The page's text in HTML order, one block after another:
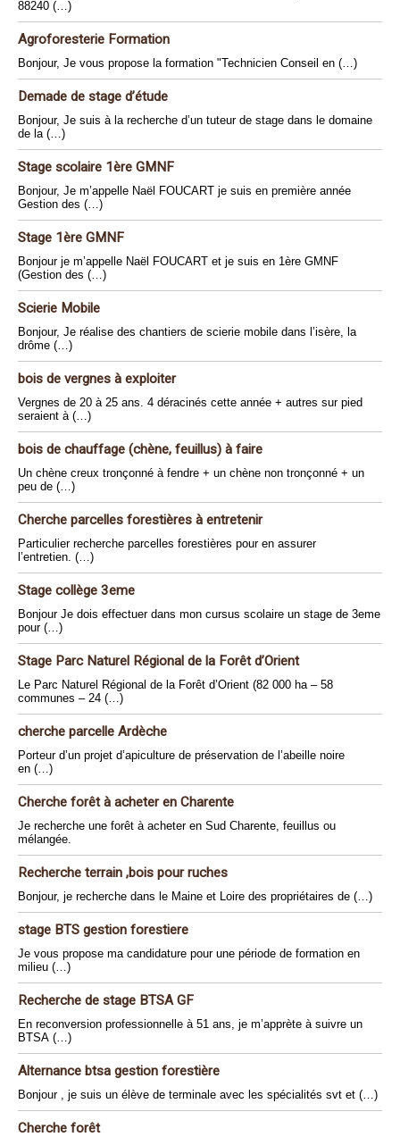
88240 (…)
Agroforesterie Formation
Bonjour, Je vous propose la formation "Technicien Conseil en (…)
Demade de stage d’étude
Bonjour, Je suis à la recherche d’un tuteur de stage dans le domaine
de la (…)
Stage scolaire 1ère GMNF
Bonjour, Je m’appelle Naël FOUCART je suis en première année
Gestion des (…)
Stage 1ère GMNF
Bonjour je m’appelle Naël FOUCART et je suis en 1ère GMNF
(Gestion des (…)
Scierie Mobile
Bonjour, Je réalise des chantiers de scierie mobile dans l’isère, la
drôme (…)
bois de vergnes à exploiter
Vergnes de 20 à 25 ans. 4 déracinés cette année + autres sur pied
seraient à (…)
bois de chauffage (chène, feuillus) à faire
Un chène creux tronçonné à fendre + un chène non tronçonné + un
peu de (…)
Cherche parcelles forestières à entretenir
Particulier recherche parcelles forestières pour en assurer
l’entretien. (…)
Stage collège 3eme
Bonjour Je dois effectuer dans mon cursus scolaire un stage de 3eme
pour (…)
Stage Parc Naturel Régional de la Forêt d’Orient
Le Parc Naturel Régional de la Forêt d’Orient (82 000 ha – 58
communes – 24 (…)
cherche parcelle Ardèche
Porteur d’un projet d’apiculture de préservation de l’abeille noire
en (…)
Cherche forêt à acheter en Charente
Je recherche une forêt à acheter en Sud Charente, feuillus ou
mélangée.
Recherche terrain ,bois pour ruches
Bonjour, je recherche dans le Maine et Loire des propriétaires de (…)
stage BTS gestion forestiere
Je vous propose ma candidature pour une période de formation en
milieu (…)
Recherche de stage BTSA GF
En reconversion professionnelle à 51 ans, je m’apprète à suivre un
BTSA (…)
Alternance btsa gestion forestière
Bonjour , je suis un élève de terminale avec les spécialités svt et (…)
Cherche forêt